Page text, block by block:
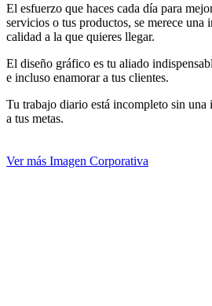
El esfuerzo que haces cada día para
servicios o tus productos, se merece una
calidad a la que quieres llegar.
El diseño gráfico es tu aliado
e incluso enamorar a tus clientes.
Tu trabajo diario está incompleto sin una
a tus metas.
Ver más Imagen Corporativa